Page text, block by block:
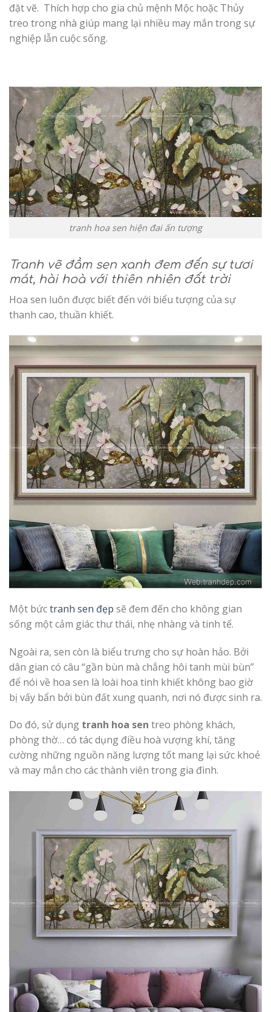
đặt vẽ. Thích hợp cho gia chủ mệnh Mộc hoặc Thủy
treo trong nhà giúp mang lại nhiều may mắn trong sự
nghiệp lẫn cuộc sống.
tranh hoa sen hiện đai ấn tượng
Tranh vẽ đầm sen xanh đem đến sự tươi
mát, hài hoà với thiên nhiên đất trời
Hoa sen luôn được biết đến với biểu tượng của sự
thanh cao, thuần khiết.
Một bứctranh sen đẹp sẽ đem đến cho không gian
sống một cảm giác thư thái, nhẹ nhàng và tinh tế.
Ngoài ra, sen còn là biểu trưng cho sự hoàn hảo. Bởi
dân gian có câu “gần bùn mà chẳng hôi tanh mùi bùn”
để nói về hoa sen là loài hoa tinh khiết không bao giờ
bị vấy bẩn bởi bùn đất xung quanh, nơi nó được sinh ra.
Do đó, sử dụng tranh hoa sen treo phòng khách,
phòng thờ… có tác dụng điều hoà vượng khí, tăng
cường những nguồn năng lượng tốt mang lại sức khoẻ
và may mắn cho các thành viên trong gia đình.